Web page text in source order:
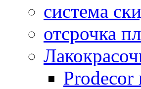
система
отсрочка
Prodecor